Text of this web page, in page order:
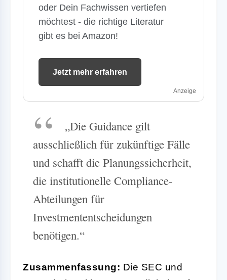
oder Dein Fachwissen vertiefen
möchtest - die richtige Literatur
gibt es bei Amazon!
Jetzt mehr erfahren
Anzeige
„Die Guidance gilt
ausschließlich für zukünftige Fälle
und schafft die Planungssicherheit,
die institutionelle Compliance-
Abteilungen für
Investmententscheidungen
benötigen.“
Zusammenfassung: Die SEC und